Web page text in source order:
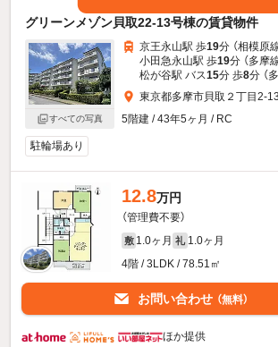
グリーンメゾン貝取22-13号棟の賃貸物件
すべての写真
京王永山駅 歩19分 （相模原線
小田急永山駅 歩19分 （多摩線
松が谷駅 バス15分 歩8分 （
東京都多摩市貝取２丁目2-13
5階建 / 43年5ヶ月 / RC
駐輪場あり
12.8万円
（管理費不要）
敷 1.0ヶ月 礼 1.0ヶ月
4階 / 3LDK / 78.51㎡
お問い合わせ （無料）
ほか提供